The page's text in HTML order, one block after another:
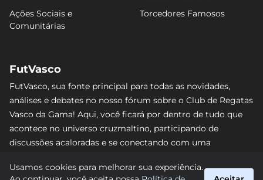
Ações Sociais e
Comunitárias
Torcedores Famosos
FutVasco
FutVasco, sua fonte principal para todas as novidades,
análises e debates no nosso fórum sobre o Club de Regatas
Vasco da Gama! Aqui, você ficará por dentro de tudo que
acontece no universo cruzmaltino, participando de
discussões acaloradas e se conectando com uma
nenhum lance e acompanhe de perto o caminho do Vasco
Usamos cookies para melhorar sua experiência.